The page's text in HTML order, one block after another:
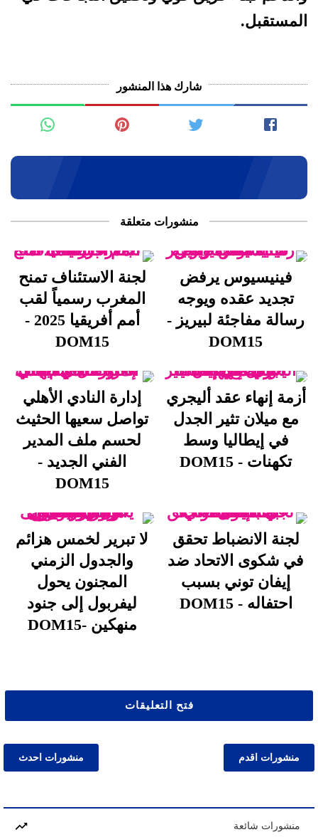
المستقبل.
شارك هذا المنشور
منشورات متعلقة
فينيسيوس يرفض
تجديد عقده ويوجه
رسالة مفاجئة لبيريز -
DOM15
لجنة الاستئناف تمنح
المغرب رسمياً لقب
أمم أفريقيا 2025 -
DOM15
أزمة إنهاء عقد أليجري
مع ميلان تثير الجدل
في إيطاليا وسط
تكهنات - DOM15
إدارة النادي الأهلي
تواصل سعيها الحثيث
لحسم ملف المدير
الفني الجديد -
DOM15
لجنة الانضباط تحقق
في شكوى الاتحاد ضد
إيفان توني بسبب
احتفاله - DOM15
لا تبرير لخمس هزائم
والجدول الزمني
المجنون يحول
ليفربول إلى جنود
منهكين -DOM15
فتح التعليقات
منشورات احدث منشورات اقدم
منشورات شائعة